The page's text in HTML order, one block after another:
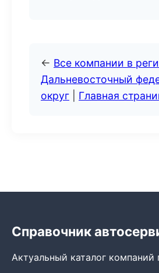
← Все компании в
Дальневосточный
округ
Главная
Справочник
Актуальный каталог компаний